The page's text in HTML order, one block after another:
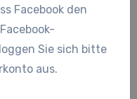
Facebook den
Sie sich bitte
aus.